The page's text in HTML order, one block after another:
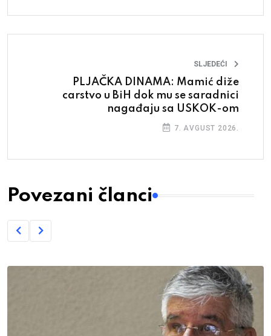
SLJEDEĆI
PLJAČKA DINAMA: Mamić diže
carstvo u BiH dok mu se saradnici
nagađaju sa USKOK-om
7. AVGUST 2026.
Povezani članci